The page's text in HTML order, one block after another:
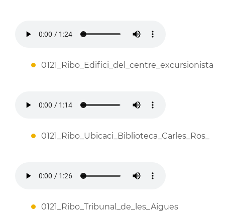
0121_Ribo_Edifici_del_centre_excursionista
0121_Ribo_Ubicaci_Biblioteca_Carles_Ros_
0121_Ribo_Tribunal_de_les_Aigues